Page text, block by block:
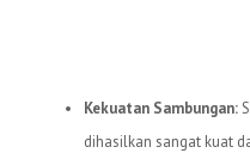
Kekuatan Sambungan:
dihasilkan sangat kuat